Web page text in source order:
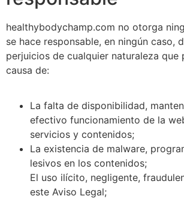
healthybodychamp.com no otorga
se hace responsable, en ningún caso,
perjuicios de cualquier naturaleza que
causa de:
La falta de disponibilidad,
efectivo funcionamiento de la
servicios y contenidos;
La existencia de malware,
lesivos en los contenidos;
El uso ilícito, negligente,
este Aviso Legal;